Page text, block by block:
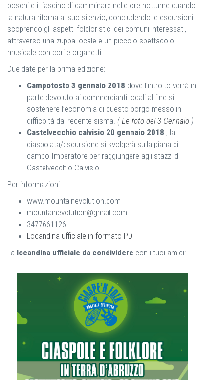
boschi e il fascino di camminare nelle ore notturne quando
la natura ritorna al suo silenzio, concludendo le escursioni
scoprendo gli aspetti folcloristici dei comuni interessati,
attraverso una zuppa locale e un piccolo spettacolo
musicale con cori e organetti.
Due date per la prima edizione:
Campotosto 3 gennaio 2018 dove l’introito verrà in
parte devoluto ai commercianti locali al fine si
sostenere l’economia di questo borgo messo in
difficoltà dal recente sisma. (Le foto del 3 Gennaio )
Castelvecchio calvisio 20 gennaio 2018 , la
ciaspolata/escursione si svolgerà sulla piana di
campo Imperatore per raggiungere agli stazzi di
Castelvecchio Calvisio.
Per informazioni:
www.mountainevolution.com
mountainevolution@gmail.com
3477661126
Locandina ufficiale in formato PDF
La locandina ufficiale da condividere con i tuoi amici: